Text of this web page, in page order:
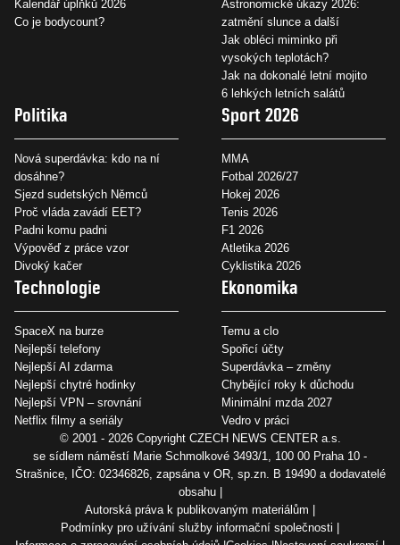
Kalendář úplňků 2026
Co je bodycount?
Astronomické úkazy 2026:
zatmění slunce a další
Jak obléci miminko při
vysokých teplotách?
Jak na dokonalé letní mojito
6 lehkých letních salátů
Politika
Nová superdávka: kdo na ní
dosáhne?
Sjezd sudetských Němců
Proč vláda zavádí EET?
Padni komu padni
Výpověď z práce vzor
Divoký kačer
Sport 2026
MMA
Fotbal 2026/27
Hokej 2026
Tenis 2026
F1 2026
Atletika 2026
Cyklistika 2026
Technologie
SpaceX na burze
Nejlepší telefony
Nejlepší AI zdarma
Nejlepší chytré hodinky
Nejlepší VPN – srovnání
Netflix filmy a seriály
Ekonomika
Temu a clo
Spořicí účty
Superdávka – změny
Chybějící roky k důchodu
Minimální mzda 2027
Vedro v práci
© 2001 - 2026 Copyright CZECH NEWS CENTER a.s.
se sídlem náměstí Marie Schmolkové 3493/1, 100 00 Praha 10 -
Strašnice, IČO: 02346826, zapsána v OR, sp.zn. B 19490 a dodavatelé
obsahu
Autorská práva k publikovaným materiálům
Podmínky pro užívání služby informační společnosti